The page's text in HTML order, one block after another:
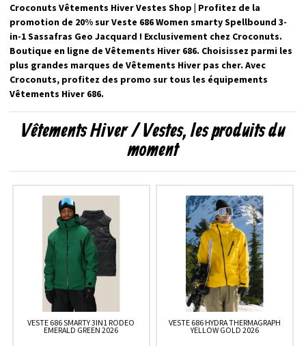
Croconuts Vêtements Hiver Vestes Shop | Profitez de la
promotion de 20% sur Veste 686 Women smarty Spellbound 3-
in-1 Sassafras Geo Jacquard ! Exclusivement chez Croconuts.
Boutique en ligne de Vêtements Hiver 686. Choisissez parmi les
plus grandes marques de Vêtements Hiver pas cher. Avec
Croconuts, profitez des promo sur tous les équipements
Vêtements Hiver 686.
Vêtements Hiver / Vestes, les produits du
moment
VESTE 686 SMARTY 3IN1 RODEO
EMERALD GREEN 2026
VESTE 686 HYDRA THERMAGRAPH
YELLOW GOLD 2026